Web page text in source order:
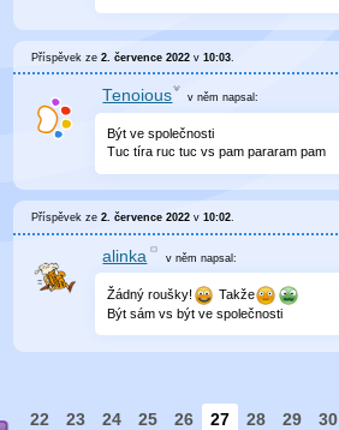
Příspěvek ze2. července 2022 v10:03
Tenoious v něm napsal:
Být ve společnosti
Tuc tíra ruc tuc vs pam pararam pam
Příspěvek ze2. července 2022 v10:02.
alinka v němnapsal:
Žádný roušky!
Takže
Být sám vs být ve společnosti
22 23 24 25 26 27 28 29 30